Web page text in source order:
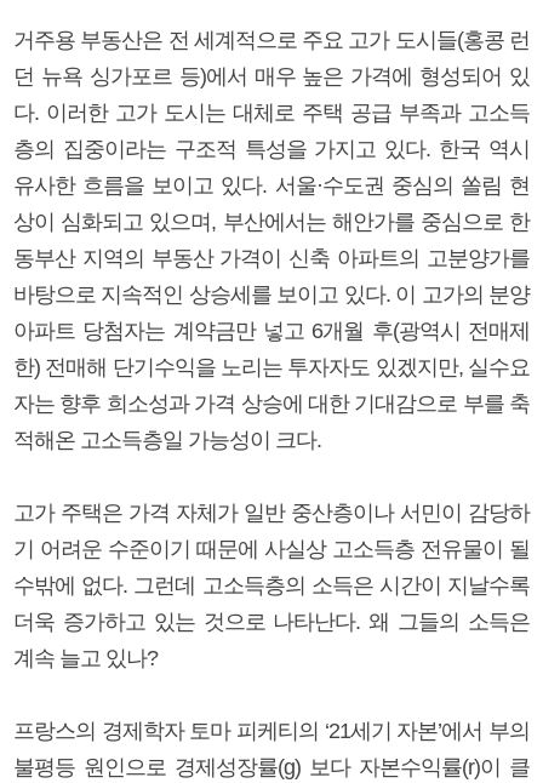
거주용 부동산은 전 세계적으로 주요 고가 도시들(홍콩 런
던 뉴욕 싱가포르 등)에서 매우 높은 가격에 형성되어 있
다. 이러한 고가 도시는 대체로 주택 공급 부족과 고소득
층의 집중이라는 구조적 특성을 가지고 있다. 한국 역시
유사한 흐름을 보이고 있다. 서울·수도권 중심의 쏠림 현
상이 심화되고 있으며, 부산에서는 해안가를 중심으로 한
동부산 지역의 부동산 가격이 신축 아파트의 고분양가를
바탕으로 지속적인 상승세를 보이고 있다. 이 고가의 분양
아파트 당첨자는 계약금만 넣고 6개월 후(광역시 전매제
한) 전매해 단기수익을 노리는 투자자도 있겠지만, 실수요
자는 향후 희소성과 가격 상승에 대한 기대감으로 부를 축
적해온 고소득층일 가능성이 크다.
고가 주택은 가격 자체가 일반 중산층이나 서민이 감당하
기 어려운 수준이기 때문에 사실상 고소득층 전유물이 될
수밖에 없다. 그런데 고소득층의 소득은 시간이 지날수록
더욱 증가하고 있는 것으로 나타난다. 왜 그들의 소득은
계속 늘고 있나?
프랑스의 경제학자 토마 피케티의 ‘21세기 자본’에서 부의
불평등 원인으로 경제성장률(g) 보다 자본수익률(r)이 클